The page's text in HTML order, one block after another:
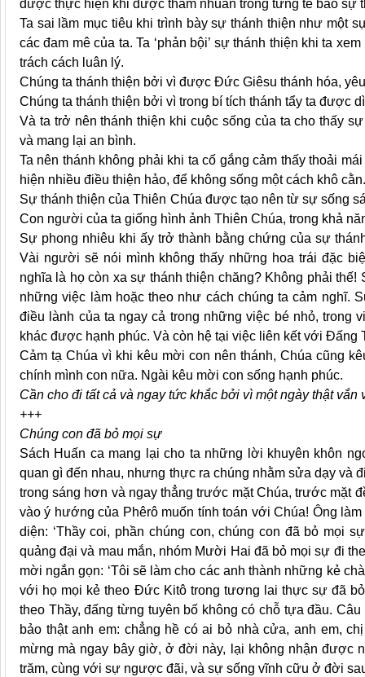
được thực hiện khi được thấm nhuần trong từng tế bào sự
Ta sai lầm mục tiêu khi trình bày sự thánh thiện như một
các đam mê của ta. Ta ‘phản bội’ sự thánh thiện khi ta
trách cách luân lý.
Chúng ta thánh thiện bởi vì được Đức Giêsu thánh hóa,
Chúng ta thánh thiện bởi vì trong bí tích thánh tẩy ta được
Và ta trở nên thánh thiện khi cuộc sống của ta cho thấy
và mang lại an bình.
Ta nên thánh không phải khi ta cố gắng cảm thấy thoải
hiện nhiều điều thiện hảo, để không sống một cách khô cằn.
Sự thánh thiện của Thiên Chúa được tạo nên từ sự sống
Con người của ta giống hình ảnh Thiên Chúa, trong khả
Sự phong nhiêu khi ấy trở thành bằng chứng của sự
Vài người sẽ nói mình không thấy những hoa trái đặc
nghĩa là họ còn xa sự thánh thiện chăng? Không phải
những việc làm hoặc theo như cách chúng ta cảm nghĩ.
điều lành của ta ngay cả trong những việc bé nhỏ, trong
khác được hạnh phúc. Và còn hệ tại việc liên kết với Đấng
Cảm tạ Chúa vì khi kêu mời con nên thánh, Chúa cũng
chính mình con nữa. Ngài kêu mời con sống hạnh phúc.
Cần cho đi tất cả và ngay tức khắc bởi vì một ngày thật
+++
Chúng con đã bỏ mọi sự
Sách Huấn ca mang lại cho ta những lời khuyên khôn
quan gì đến nhau, nhưng thực ra chúng nhằm sửa dạy
trong sáng hơn và ngay thẳng trước mặt Chúa, trước mặt
vào ý hướng của Phêrô muốn tính toán với Chúa! Ông
diện: ‘Thầy coi, phần chúng con, chúng con đã bỏ mọi
quảng đại và mau mắn, nhóm Mười Hai đã bỏ mọi sự đi
mời ngắn gọn: ‘Tôi sẽ làm cho các anh thành những kẻ
với họ mọi kẻ theo Đức Kitô trong tương lai thực sự đã
theo Thầy, đấng từng tuyên bố không có chỗ tựa đầu.
bảo thật anh em: chẳng hề có ai bỏ nhà cửa, anh em,
mừng mà ngay bây giờ, ở đời này, lại không nhận được
trăm, cùng với sự ngược đãi, và sự sống vĩnh cữu ở đời